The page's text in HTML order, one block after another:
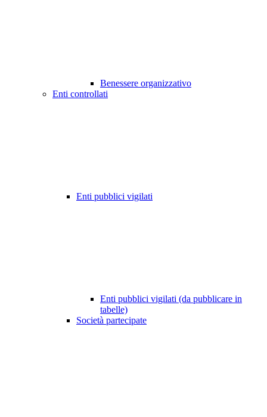
Benessere organizzativo
Enti controllati
Enti pubblici vigilati
Enti pubblici vigilati (da pubblicare in
tabelle)
Società partecipate